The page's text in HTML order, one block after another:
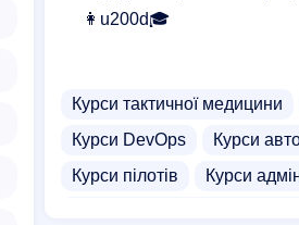
👩u200d🎓
Курси тактичної медицини
Курси DevOps
Курси
Курси пілотів
Курси